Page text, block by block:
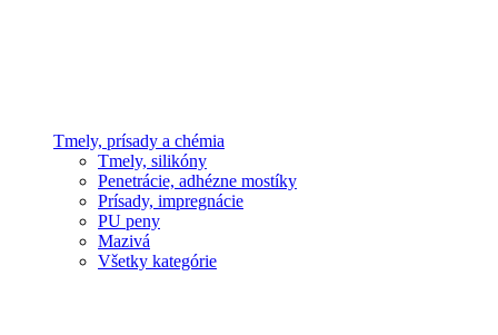
Tmely, prísady a chémia
Tmely, silikóny
Penetrácie, adhézne mostíky
Prísady, impregnácie
PU peny
Mazivá
Všetky kategórie